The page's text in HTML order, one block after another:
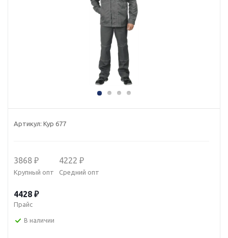
Артикул: Кур 677
3868 ₽
Крупный опт
4222 ₽
Средний опт
4428 ₽
Прайс
В наличии